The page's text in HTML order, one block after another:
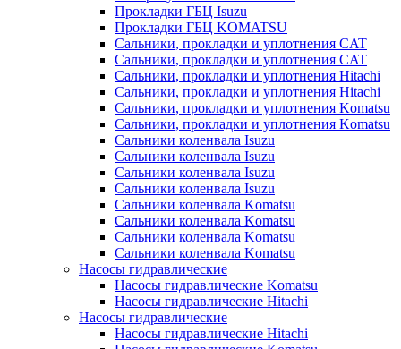
Прокладки ГБЦ Isuzu
Прокладки ГБЦ KOMATSU
Сальники, прокладки и уплотнения CAT
Сальники, прокладки и уплотнения CAT
Сальники, прокладки и уплотнения Hitachi
Сальники, прокладки и уплотнения Hitachi
Сальники, прокладки и уплотнения Komatsu
Сальники, прокладки и уплотнения Komatsu
Сальники коленвала Isuzu
Сальники коленвала Isuzu
Сальники коленвала Isuzu
Сальники коленвала Isuzu
Сальники коленвала Komatsu
Сальники коленвала Komatsu
Сальники коленвала Komatsu
Сальники коленвала Komatsu
Насосы гидравлические
Насосы гидравлические Komatsu
Насосы гидравлические Hitachi
Насосы гидравлические
Насосы гидравлические Hitachi